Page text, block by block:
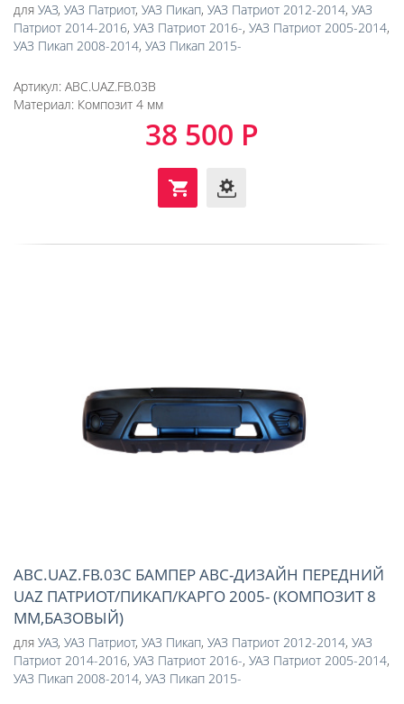
для УАЗ, УАЗ Патриот, УАЗ Пикап, УАЗ Патриот 2012-2014, УАЗ
Патриот 2014-2016, УАЗ Патриот 2016-, УАЗ Патриот 2005-2014,
УАЗ Пикап 2008-2014, УАЗ Пикап 2015-
Артикул: ABC.UAZ.FB.03B
Материал: Композит 4 мм
38 500 Р
ABC.UAZ.FB.03C БАМПЕР АВС-ДИЗАЙН ПЕРЕДНИЙ
UAZ ПАТРИОТ/ПИКАП/КАРГО 2005- (КОМПОЗИТ 8
ММ,БАЗОВЫЙ)
для УАЗ, УАЗ Патриот, УАЗ Пикап, УАЗ Патриот 2012-2014, УАЗ
Патриот 2014-2016, УАЗ Патриот 2016-, УАЗ Патриот 2005-2014,
УАЗ Пикап 2008-2014, УАЗ Пикап 2015-